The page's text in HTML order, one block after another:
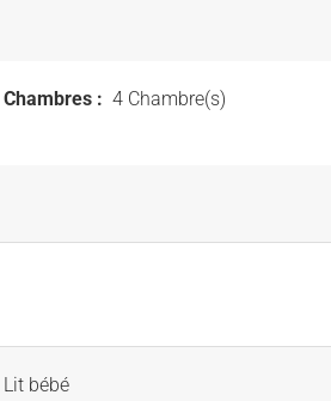
Chambres : 4 Chambre(s)
Lit bébé